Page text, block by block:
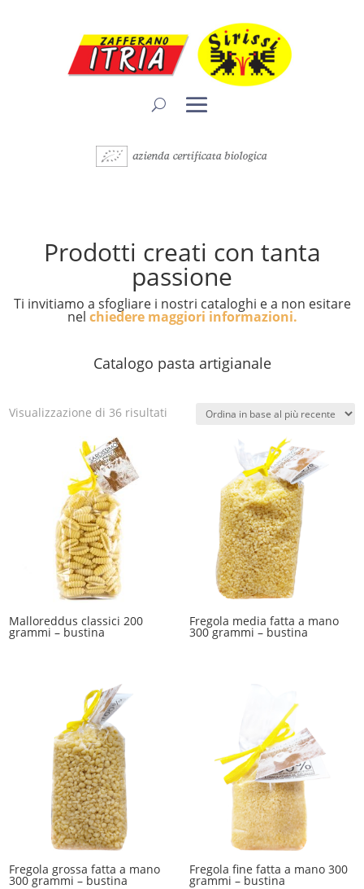
Prodotti creati con tanta
passione
Ti invitiamo a sfogliare i nostri cataloghi e a non esitare
nel chiedere maggiori informazioni.
Catalogo pasta artigianale
Visualizzazione di 36 risultati
Malloreddus classici 200
grammi – bustina
Fregola media fatta a mano
300 grammi – bustina
Fregola grossa fatta a mano
300 grammi – bustina
Fregola fine fatta a mano 300
grammi – bustina